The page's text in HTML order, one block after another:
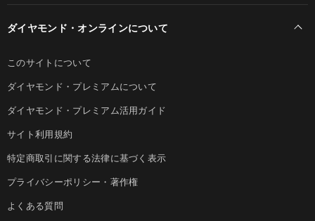
ダイヤモンド・オンラインについて
このサイトについて
ダイヤモンド・プレミアムについて
ダイヤモンド・プレミアム活用ガイド
サイト利用規約
特定商取引に関する法律に基づく表示
プライバシーポリシー・著作権
よくある質問